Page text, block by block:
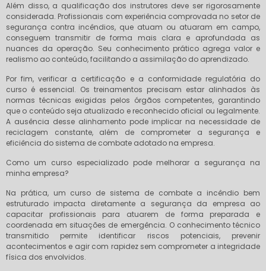
Além disso, a qualificação dos instrutores deve ser rigorosamente
considerada. Profissionais com experiência comprovada no setor de
segurança contra incêndios, que atuam ou atuaram em campo,
conseguem transmitir de forma mais clara e aprofundada as
nuances da operação. Seu conhecimento prático agrega valor e
realismo ao conteúdo, facilitando a assimilação do aprendizado.
Por fim, verificar a certificação e a conformidade regulatória do
curso é essencial. Os treinamentos precisam estar alinhados às
normas técnicas exigidas pelos órgãos competentes, garantindo
que o conteúdo seja atualizado e reconhecido oficial ou legalmente.
A ausência desse alinhamento pode implicar na necessidade de
reciclagem constante, além de comprometer a segurança e
eficiência do sistema de combate adotado na empresa.
Como um curso especializado pode melhorar a segurança na
minha empresa?
Na prática, um curso de sistema de combate a incêndio bem
estruturado impacta diretamente a segurança da empresa ao
capacitar profissionais para atuarem de forma preparada e
coordenada em situações de emergência. O conhecimento técnico
transmitido permite identificar riscos potenciais, prevenir
acontecimentos e agir com rapidez sem comprometer a integridade
física dos envolvidos.